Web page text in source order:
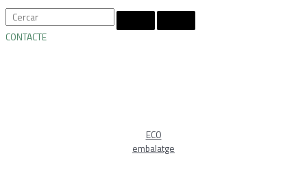
CONTACTE
ECO
embalatge